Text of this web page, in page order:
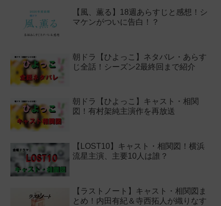
【風、薫る】18週あらすじと感想！シ
マケンがついに告白！？
朝ドラ【ひよっこ】ネタバレ・あらす
じ全話！シーズン2最終回まで紹介
朝ドラ【ひよっこ】キャスト・相関
図！有村架純主演作を再放送
【LOST10】キャスト・相関図！横浜
流星主演、主要10人は誰？
【ラストノート】キャスト・相関図ま
とめ！内田有紀＆寺西拓人が織りなす